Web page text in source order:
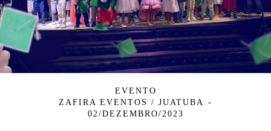
EVENTO
ZAFIRA EVENTOS / JUATUBA
02/DEZEMBRO/2023